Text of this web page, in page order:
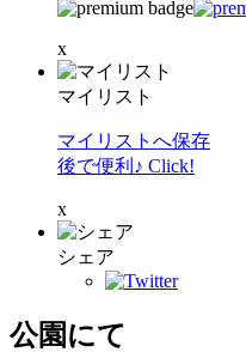
x
マイリスト
マイリストへ保存
後で便利♪ Click!
x
シェア
公園にて